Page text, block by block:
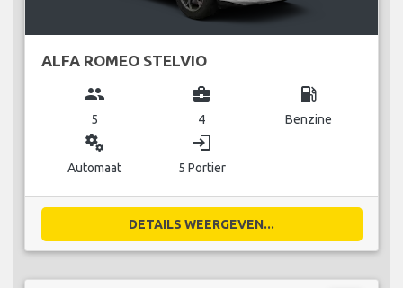
ALFA ROMEO STELVIO
group
5
business_center
4
local_gas_station
Benzine
miscellaneous_services
Automaat
login
5 Portier
DETAILS WEERGEVEN...